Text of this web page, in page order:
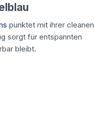
punktet mit ihrer cleanen
sorgt für entspannten
bleibt.